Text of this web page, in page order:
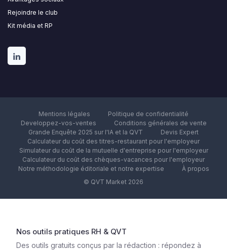
Rejoindre le club
Kit média et RP
Mentions légales
Politique de confidentialité
Developpez-vos-ventes
Conditions générales de vente
Grande Enquête 2025 sur l'IA et la QVT
Devis Expert
Calculateur du coût des titres-restaurant pour l'employeur
Simulateur du coût de la mutuelle d'entreprise pour l'employeur
Calculateur du coût des chèques-vacances pour l'employeur
Notre méthodologie éditoriale et notre expertise
À propos
© QVT Market 2026
Nos outils pratiques RH & QVT
Des outils gratuits conçus par la rédaction : répondez à